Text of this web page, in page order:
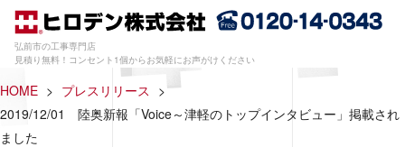
弘前市の工事専門店
見積り無料！コンセント1個からお気軽にお声がけください
HOME > プレスリリース >
2019/12/01 陸奥新報「Voice～津軽のトップインタビュー」掲載され
ました